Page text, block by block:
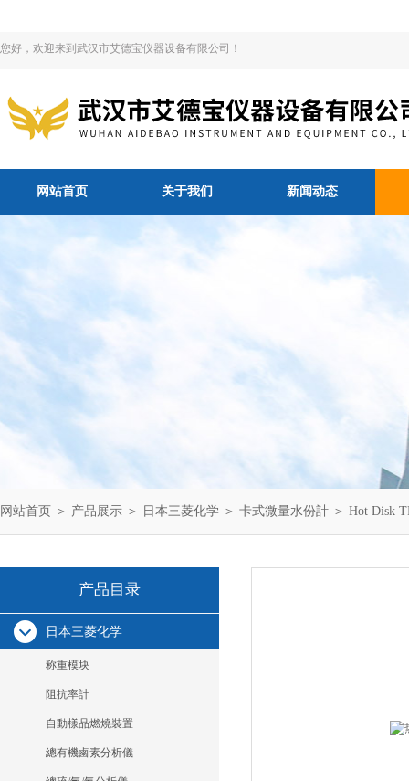
您好，欢迎来到武汉市艾德宝仪器设备有限公司！
网站首页 关于我们 新闻动态
网站首页 ＞ 产品展示 ＞ 日本三菱化学 ＞ 卡式微量水份計 ＞ Hot Disk
产品目录
日本三菱化学
称重模块
阻抗率計
自動樣品燃燒裝置
總有機鹵素分析儀